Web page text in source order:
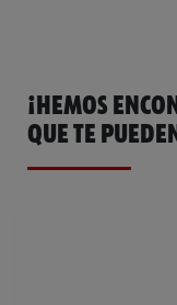
¡HEMOS
QUE TE